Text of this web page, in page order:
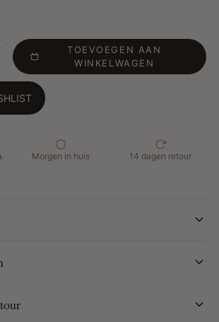
textuur en toon
de huid intensief tot 48 uur
mix van natuurlijke ingrediënten,
zag verbetering in huidelasticiteit
optimale resultaten.
TOEVOEGEN AAN
WINKELWAGEN
Morgen in huis 14 dagen retour